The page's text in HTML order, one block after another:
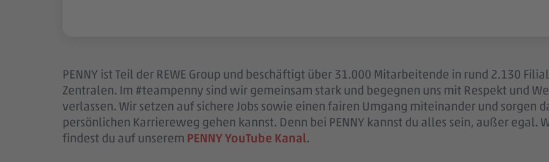
PENNY ist Teil der REWE Group und beschäftigt über 31.000 Mitarbeitende in rund 2.130
Zentralen. Im #teampenny sind wir gemeinsam stark und begegnen uns mit Respekt und
verlassen. Wir setzen auf sichere Jobs sowie einen fairen Umgang miteinander und sorgen
persönlichen Karriereweg gehen kannst. Denn bei PENNY kannst du alles sein, außer egal.
findest du auf unserem PENNY YouTube Kanal.